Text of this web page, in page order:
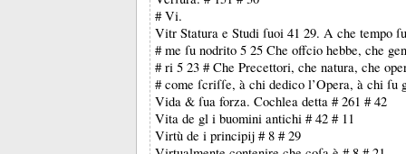
# Vi.
Vitr Statura e Studi ſuoi 41 29. A che tempo
# me ſu nodrito 5 25 Che offcio hebbe, che
# ri 5 23 # Che Precettori, che natura, che
# come ſcriſſe, à chi dedico l’Opera, à chi ſu
Vida & ſua forza. Cochlea detta # 261 # 42
Vita de gl i buomini antichi # 42 # 11
Virtù de i principĳ # 8 # 29